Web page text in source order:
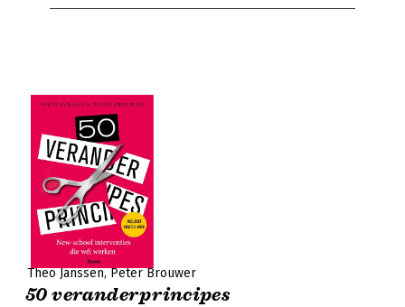
Theo Janssen Peter Brouwer
50 veranderprincipes